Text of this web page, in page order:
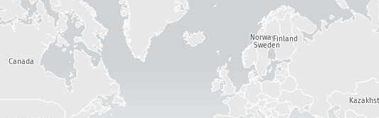
Norway
Sweden
Finland
Canada